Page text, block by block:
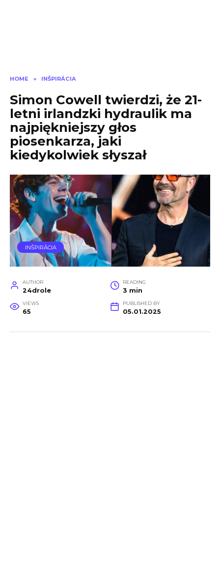
HOME » INŠPIRÁCIA
Simon Cowell twierdzi, że 21-
letni irlandzki hydraulik ma
najpiękniejszy głos
piosenkarza, jaki
kiedykolwiek słyszał
INŠPIRÁCIA
AUTHOR
24drole
READING
3 min
VIEWS
65
PUBLISHED BY
05.01.2025